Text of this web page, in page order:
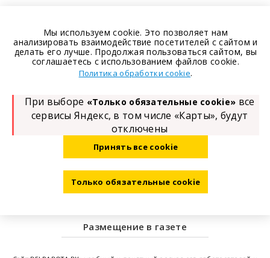
Размещение в газете
Мы используем cookie. Это позволяет нам
анализировать взаимодействие посетителей с сайтом и
делать его лучше. Продолжая пользоваться сайтом, вы
соглашаетесь с использованием файлов cookie.
Политика обработки cookie.
При выборе «Только обязательные cookie» все
сервисы Яндекс, в том числе «Карты», будут
отключены
Принять все cookie
Только обязательные cookie